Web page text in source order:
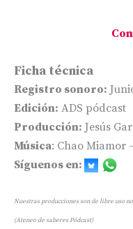
Ficha técnica
Registro sonoro:
Edición: ADS pódcast
Producción: Jesús
Música: Chao Miamor
Síguenos en:
Nuestras producciones son de libre uso
(Ateneo de saberes Pódcast)